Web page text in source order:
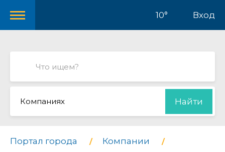
10° Вход
Компаниях Найти
Портал города
Компании